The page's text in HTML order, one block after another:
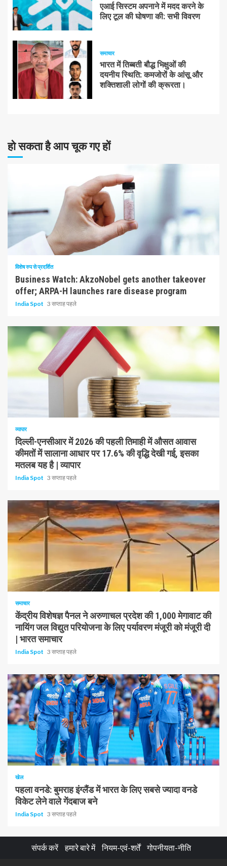
एआई सिस्टम अपनाने में मदद करने के
लिए टूल की घोषणा की: सभी विवरण
समाचार
भारत में तिब्बती बौद्ध भिक्षुओं की
दयनीय स्थिति: कमजोरों के आंसू और
शक्तिशाली लोगों की क्रूरता।
हो सकता है आप चूक गए हों
10 न्यूनतम पढ़ा
विशेष रुप से प्रदर्शित
Business Watch: AkzoNobel gets another takeover
offer; ARPA-H launches rare disease program
India Spot 3 सप्ताह पहले
व्यापार
दिल्ली-एनसीआर में 2026 की पहली तिमाही में औसत आवास
कीमतों में सालाना आधार पर 17.6% की वृद्धि देखी गई, इसका
मतलब यह है | व्यापार
India Spot 3 सप्ताह पहले
1 न्यूनतम पढ़ा
समाचार
केंद्रीय विशेषज्ञ पैनल ने अरुणाचल प्रदेश की 1,000 मेगावाट की
नायिंग जल विद्युत परियोजना के लिए पर्यावरण मंजूरी को मंजूरी दी
| भारत समाचार
India Spot 3 सप्ताह पहले
1 न्यूनतम पढ़ा
खेल
पहला वनडे: बुमराह इंग्लैंड में भारत के लिए सबसे ज्यादा वनडे
विकेट लेने वाले गेंदबाज बने
India Spot 3 सप्ताह पहले
संपर्क करें हमारे बारे में नियम-एवं-शर्तें गोपनीयता-नीति